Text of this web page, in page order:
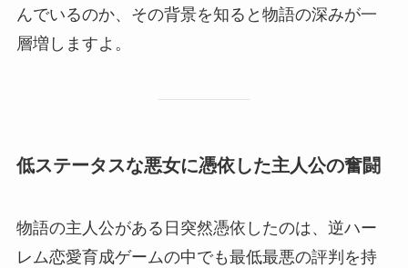
んでいるのか、その背景を知ると物語の深みが一
層増しますよ。
低ステータスな悪女に憑依した主人公の奮闘
物語の主人公がある日突然憑依したのは、逆ハー
レム恋愛育成ゲームの中でも最低最悪の評判を持